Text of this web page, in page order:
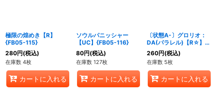
極限の煌めき【R】
{FB05-115}
280円(税込)
在庫数 4枚
カートに入れる
ソウルパニッシャー
【UC】{FB05-116}
80円(税込)
在庫数 127枚
カートに入れる
〔状態A-〕グロリオ：
DA(パラレル)【R☆】
{FB04-105}
260円(税込)
在庫数 5枚
カートに入れる